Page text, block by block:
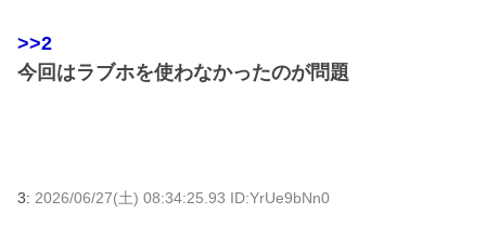
>>2
今回はラブホを使わなかったのが問題
3: 2026/06/27(土) 08:34:25.93 ID:YrUe9bNn0